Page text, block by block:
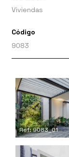
Viviendas
Código
9083
Ref: 9083_01